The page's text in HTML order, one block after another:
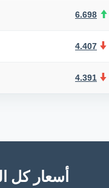
6.698
4.407
4.391
أسعار كل